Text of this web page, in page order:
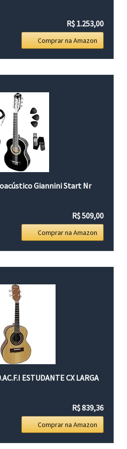
R$ 1.253,00
Comprar na Amazon
Giannini Start Nr
R$ 509,00
Comprar na Amazon
ESTUDANTE CX LARGA
R$ 839,36
Comprar na Amazon